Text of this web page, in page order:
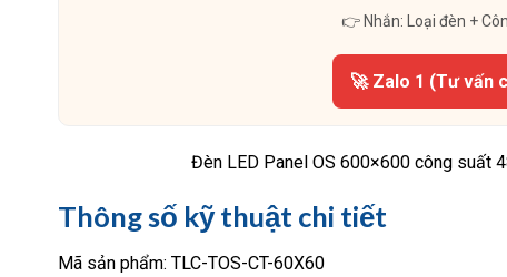
👉 Nhắn: Loại đèn +
🚀 Zalo 1 (Tư vấn
Đèn LED Panel OS 600×600 công suất
Thông số kỹ thuật chi tiết
Mã sản phẩm: TLC-TOS-CT-60X60